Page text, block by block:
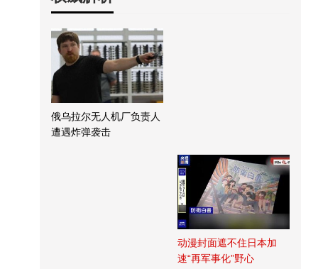
俄乌拉尔无人机厂负责人
遭遇炸弹袭击
动漫封面遮不住日本加
速“再军事化”野心